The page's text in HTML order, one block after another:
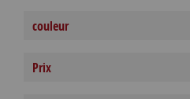
couleur
Prix